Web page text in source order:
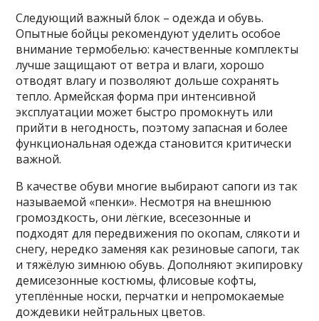
Следующий важный блок – одежда и обувь.
Опытные бойцы рекомендуют уделить особое
внимание термобелью: качественные комплекты
лучше защищают от ветра и влаги, хорошо
отводят влагу и позволяют дольше сохранять
тепло. Армейская форма при интенсивной
эксплуатации может быстро промокнуть или
прийти в негодность, поэтому запасная и более
функциональная одежда становится критически
важной.
В качестве обуви многие выбирают сапоги из так
называемой «пенки». Несмотря на внешнюю
громоздкость, они лёгкие, всесезонные и
подходят для передвижения по окопам, слякоти и
снегу, нередко заменяя как резиновые сапоги, так
и тяжёлую зимнюю обувь. Дополняют экипировку
демисезонные костюмы, флисовые кофты,
утеплённые носки, перчатки и непромокаемые
дождевики нейтральных цветов.